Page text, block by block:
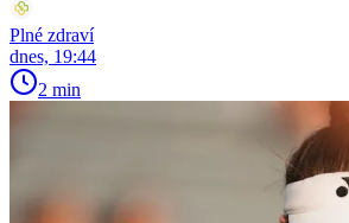
Plné zdraví
dnes, 19:44
2 min